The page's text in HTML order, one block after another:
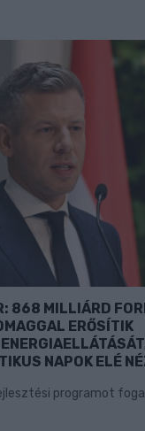
868 MILLIÁRD
ERŐSÍTIK
NAPOK ELÉ
programot